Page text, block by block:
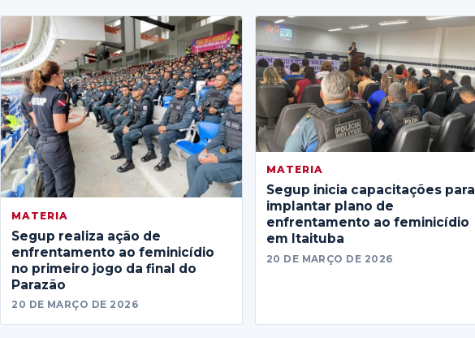
MATERIA
Segup realiza ação de
enfrentamento ao feminicídio
no primeiro jogo da final do
Parazão
20 DE MARÇO DE 2026
MATERIA
Segup inicia capacitações para
implantar plano de
enfrentamento ao feminicídio
em Itaituba
20 DE MARÇO DE 2026